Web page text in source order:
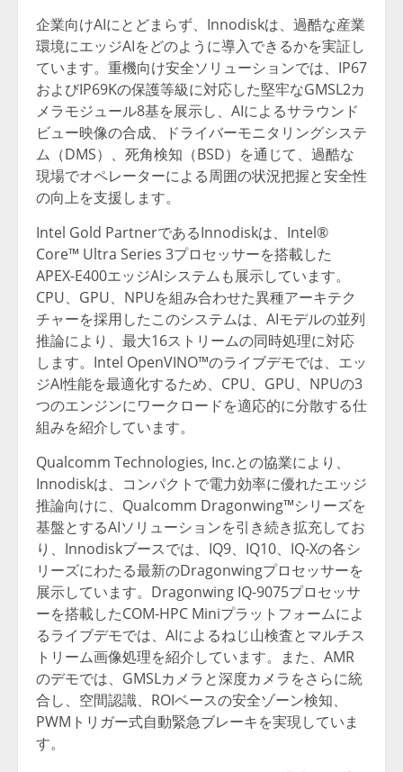
企業向けAIにとどまらず、Innodiskは、過酷な産業
環境にエッジAIをどのように導入できるかを実証し
ています。重機向け安全ソリューションでは、IP67
およびIP69Kの保護等級に対応した堅牢なGMSL2カ
メラモジュール8基を展示し、AIによるサラウンド
ビュー映像の合成、ドライバーモニタリングシステ
ム（DMS）、死角検知（BSD）を通じて、過酷な
現場でオペレーターによる周囲の状況把握と安全性
の向上を支援します。
Intel Gold PartnerであるInnodiskは、Intel®
Core™ Ultra Series 3プロセッサーを搭載した
APEX-E400エッジAIシステムも展示しています。
CPU、GPU、NPUを組み合わせた異種アーキテク
チャーを採用したこのシステムは、AIモデルの並列
推論により、最大16ストリームの同時処理に対応
します。Intel OpenVINO™のライブデモでは、エッ
ジAI性能を最適化するため、CPU、GPU、NPUの3
つのエンジンにワークロードを適応的に分散する仕
組みを紹介しています。
Qualcomm Technologies, Inc.との協業により、
Innodiskは、コンパクトで電力効率に優れたエッジ
推論向けに、Qualcomm Dragonwing™シリーズを
基盤とするAIソリューションを引き続き拡充してお
り、Innodiskブースでは、IQ9、IQ10、IQ-Xの各シ
リーズにわたる最新のDragonwingプロセッサーを
展示しています。Dragonwing IQ-9075プロセッサ
ーを搭載したCOM-HPC Miniプラットフォームによ
るライブデモでは、AIによるねじ山検査とマルチス
トリーム画像処理を紹介しています。また、AMR
のデモでは、GMSLカメラと深度カメラをさらに統
合し、空間認識、ROIベースの安全ゾーン検知、
PWMトリガー式自動緊急ブレーキを実現していま
す。